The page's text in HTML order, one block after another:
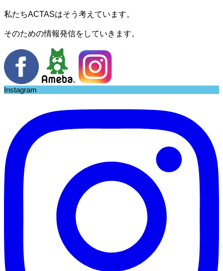
私たちACTASはそう考えています。
そのための情報発信をしていきます。
Instagram